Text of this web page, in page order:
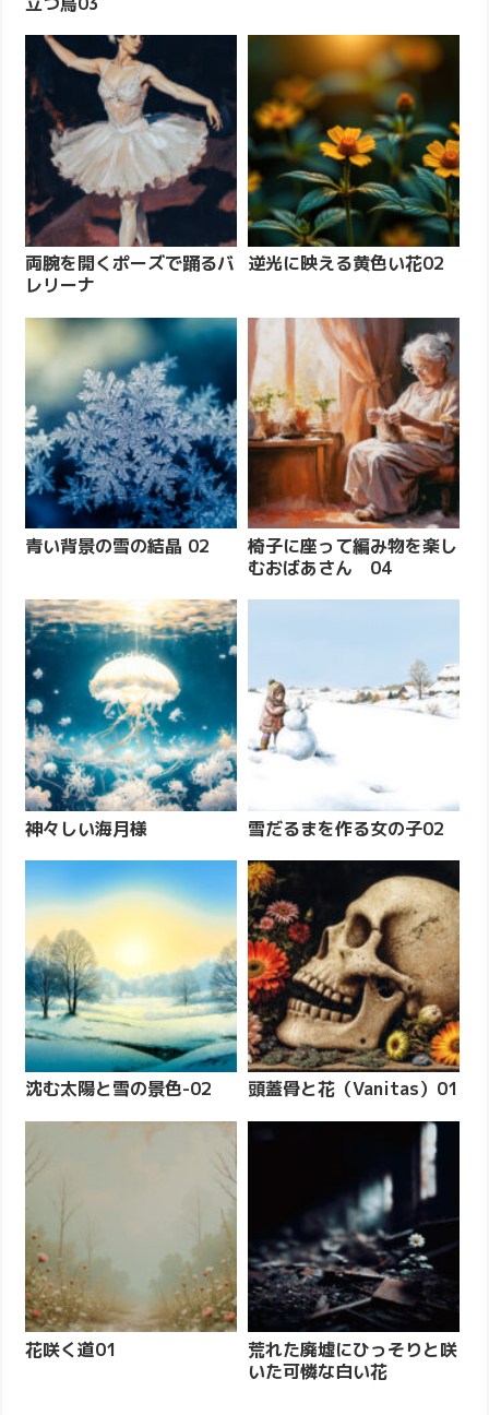
両腕を開くポーズで踊るバ
レリーナ
逆光に映える黄色い花02
青い背景の雪の結晶 02
椅子に座って編み物を楽し
むおばあさん 04
神々しい海月様 雪だるまを作る女の子02
沈む太陽と雪の景色-02 頭蓋骨と花（Vanitas）01
花咲く道01
荒れた廃墟にひっそりと咲
いた可憐な白い花